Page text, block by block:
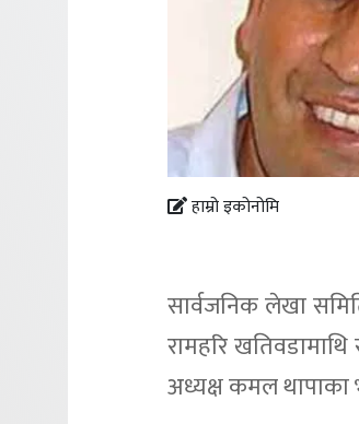
हाम्रो इकोनोमि
सार्वजनिक लेखा
रामहरि
अध्यक्ष कमल थापाका